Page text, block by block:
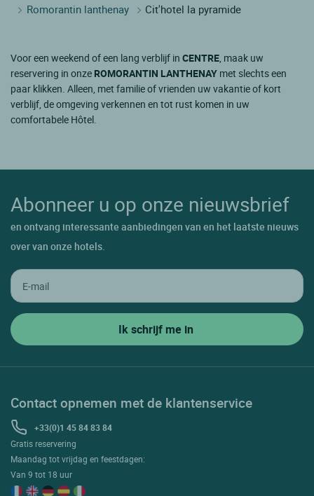
Romorantin lanthenay
Cit'hotel la pyramide
Voor een weekend of een lang verblijf in CENTRE, maak uw
reservering in onze ROMORANTIN LANTHENAY met slechts een
paar klikken. Alleen, met familie of vrienden uw vakantie of kort
verblijf, de omgeving verkennen en tot rust komen in uw
comfortabele Hôtel.
Abonneer u op onze nieuwsbrief
en ontvang interessante aanbiedingen van en het laatste nieuws
over van onze hotels.
Contact opnemen met de klantenservice
+33(0)1 45 84 83 84
Gratis reservering
Maandag tot vrijdag en feestdagen:
Van 9 tot 18 uur